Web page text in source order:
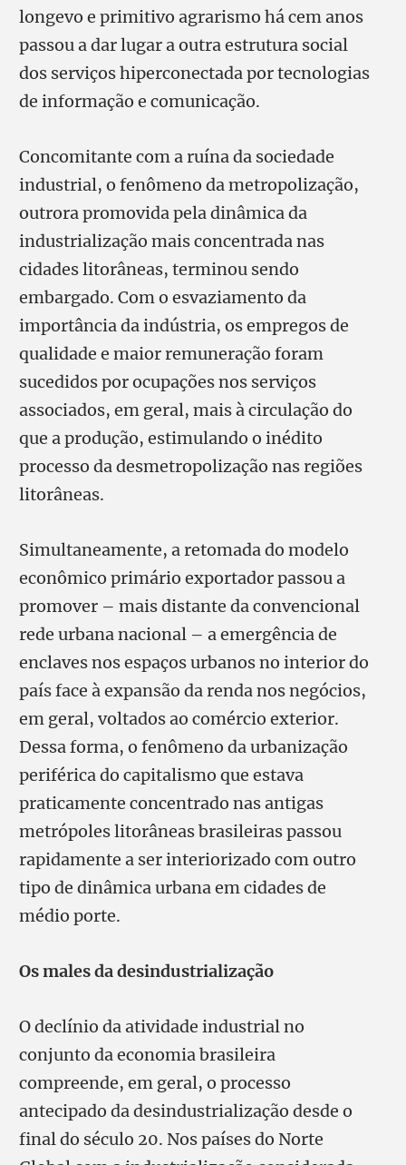
longevo e primitivo agrarismo há cem anos
passou a dar lugar a outra estrutura social
dos serviços hiperconectada por tecnologias
de informação e comunicação.
Concomitante com a ruína da sociedade
industrial, o fenômeno da metropolização,
outrora promovida pela dinâmica da
industrialização mais concentrada nas
cidades litorâneas, terminou sendo
embargado. Com o esvaziamento da
importância da indústria, os empregos de
qualidade e maior remuneração foram
sucedidos por ocupações nos serviços
associados, em geral, mais à circulação do
que a produção, estimulando o inédito
processo da desmetropolização nas regiões
litorâneas.
Simultaneamente, a retomada do modelo
econômico primário exportador passou a
promover – mais distante da convencional
rede urbana nacional – a emergência de
enclaves nos espaços urbanos no interior do
país face à expansão da renda nos negócios,
em geral, voltados ao comércio exterior.
Dessa forma, o fenômeno da urbanização
periférica do capitalismo que estava
praticamente concentrado nas antigas
metrópoles litorâneas brasileiras passou
rapidamente a ser interiorizado com outro
tipo de dinâmica urbana em cidades de
médio porte.
Os males da desindustrialização
O declínio da atividade industrial no
conjunto da economia brasileira
compreende, em geral, o processo
antecipado da desindustrialização desde o
final do século 20. Nos países do Norte